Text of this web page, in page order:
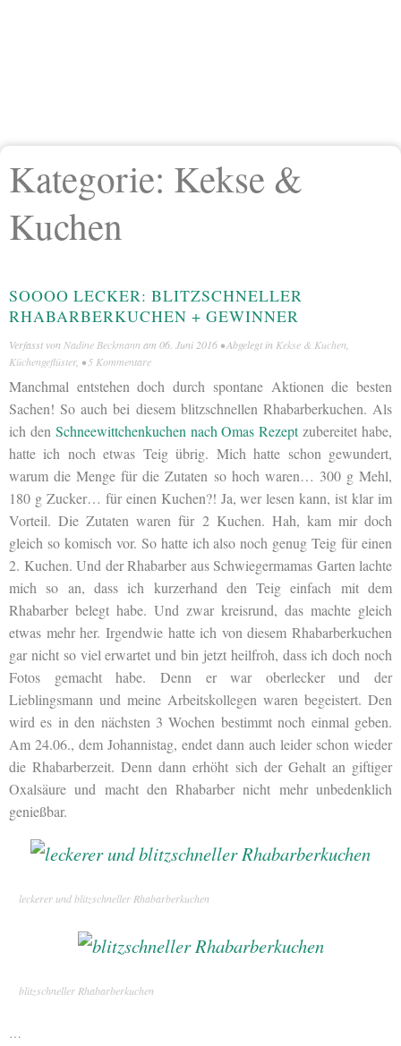
Kategorie: Kekse &
Kuchen
SOOOO LECKER: BLITZSCHNELLER
RHABARBERKUCHEN + GEWINNER
Verfasst von Nadine Beckmann am 06. Juni 2016 • Abgelegt in Kekse & Kuchen
Küchengeflüster, • 5 Kommentare
Manchmal entstehen doch durch spontane Aktionen die besten
Sachen! So auch bei diesem blitzschnellen Rhabarberkuchen. Als
ich den Schneewittchenkuchen nach Omas Rezeptzubereitet habe,
hatte ich noch etwas Teig übrig. Mich hatte schon gewundert,
warum die Menge für die Zutaten so hoch waren… 300 g Mehl,
180 g Zucker… für einen Kuchen?! Ja, wer lesen kann, ist klar im
Vorteil. Die Zutaten waren für 2 Kuchen. Hah, kam mir doch
gleich so komisch vor. So hatte ich also noch genug Teig für einen
2. Kuchen. Und der Rhabarber aus Schwiegermamas Garten lachte
mich so an, dass ich kurzerhand den Teig einfach mit dem
Rhabarber belegt habe. Und zwar kreisrund, das machte gleich
etwas mehr her. Irgendwie hatte ich von diesem Rhabarberkuchen
gar nicht so viel erwartet und bin jetzt heilfroh, dass ich doch noch
Fotos gemacht habe. Denn er war oberlecker und der
Lieblingsmann und meine Arbeitskollegen waren begeistert. Den
wird es in den nächsten 3 Wochen bestimmt noch einmal geben.
Am 24.06., dem Johannistag, endet dann auch leider schon wieder
die Rhabarberzeit. Denn dann erhöht sich der Gehalt an giftiger
Oxalsäure und macht den Rhabarber nicht mehr unbedenklich
genießbar.
leckerer und blitzschneller Rhabarberkuchen
blitzschneller Rhabarberkuchen
…